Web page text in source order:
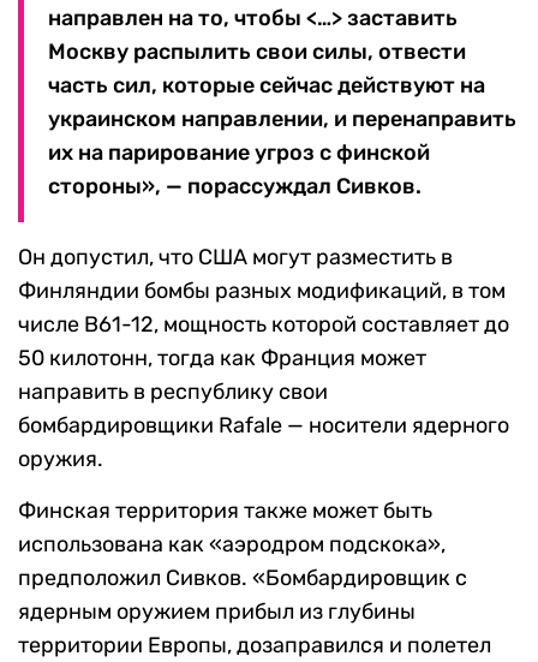
направлен на то, чтобы <…> заставить
Москву распылить свои силы, отвести
часть сил, которые сейчас действуют на
украинском направлении, и перенаправить
их на парирование угроз с финской
стороны», — порассуждал Сивков.
Он допустил, что США могут разместить в
Финляндии бомбы разных модификаций, в том
числе B61-12, мощность которой составляет до
50 килотонн, тогда как Франция может
направить в республику свои
бомбардировщики Rafale — носители ядерного
оружия.
Финская территория также может быть
использована как «аэродром подскока»,
предположил Сивков. «Бомбардировщик с
ядерным оружием прибыл из глубины
территории Европы, дозаправился и полетел